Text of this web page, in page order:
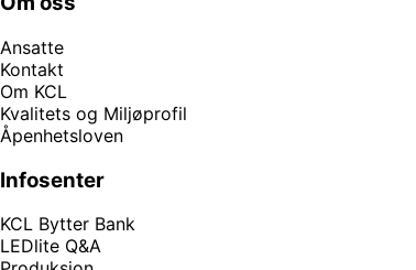
Ansatte
Kontakt
Om KCL
Kvalitets og Miljøprofil
Åpenhetsloven
Infosenter
KCL Bytter Bank
LEDlite Q&A